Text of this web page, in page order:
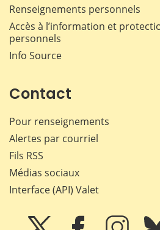
Renseignements personnels
Accès à l’information et
personnels
Info Source
Contact
Pour renseignements
Alertes par courriel
Fils RSS
Médias sociaux
Interface (API) Valet